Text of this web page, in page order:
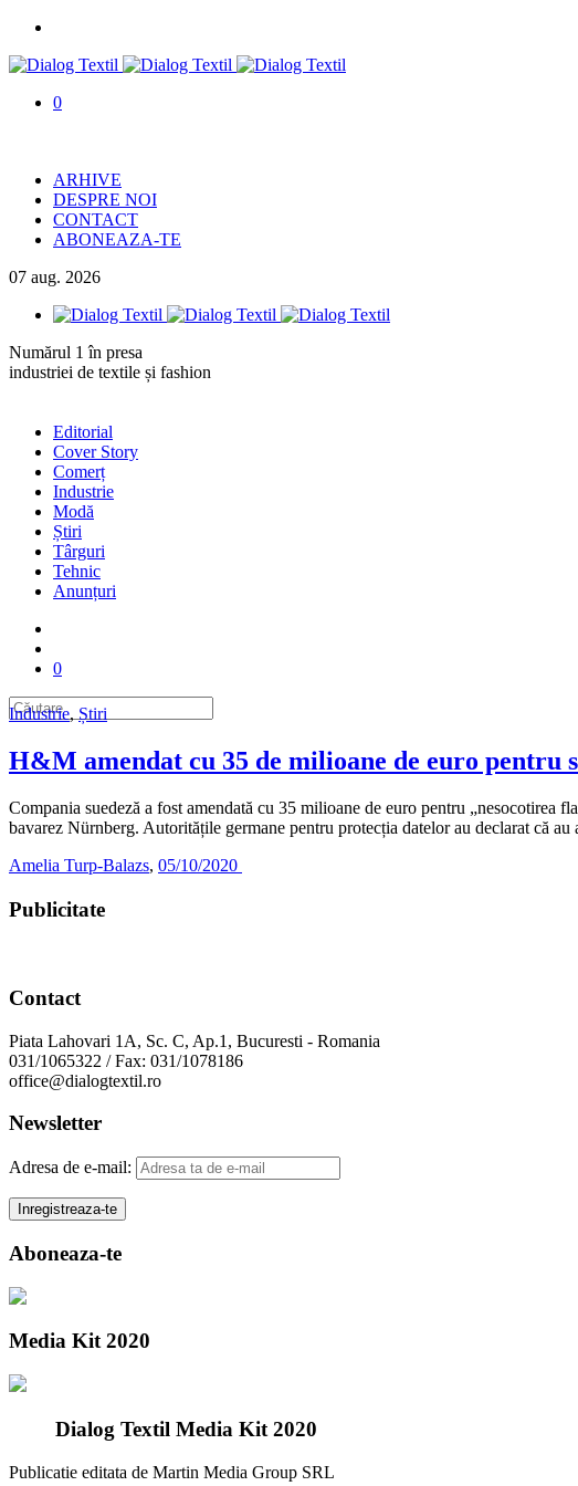
0
ARHIVE
DESPRE NOI
CONTACT
ABONEAZA-TE
07 aug. 2026
Numărul 1 în presa
industriei de textile și fashion
Editorial
Cover Story
Comerț
Industrie
Modă
Știri
Târguri
Tehnic
Anunțuri
0
Industrie, Știri
H&M amendat cu 35 de milioane de euro pentru
Compania suedeză a fost amendată cu 35 milioane de euro pentru
bavarez Nürnberg. Autoritățile germane pentru protecția datelor au declarat că
Amelia Turp-Balazs, 05/10/2020
Publicitate
Contact
Piata Lahovari 1A, Sc. C, Ap.1, Bucuresti - Romania
031/1065322 / Fax: 031/1078186
office@dialogtextil.ro
Newsletter
Adresa de e-mail:
Aboneaza-te
Media Kit 2020
Dialog Textil Media Kit 2020
Publicatie editata de Martin Media Group SRL